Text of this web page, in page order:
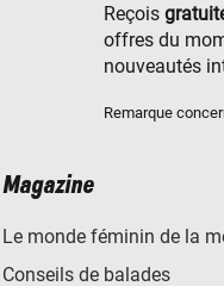
Reçois
offres du
nouveautés
Remarque
Magazine
Le monde féminin de la
Conseils de balades